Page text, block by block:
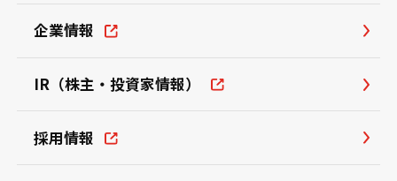
企業情報
IR（株主・投資家情報）
採用情報